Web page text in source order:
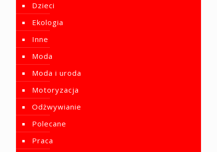
Dzieci
Ekologia
Inne
Moda
Moda i uroda
Motoryzacja
Odżwywianie
Polecane
Praca